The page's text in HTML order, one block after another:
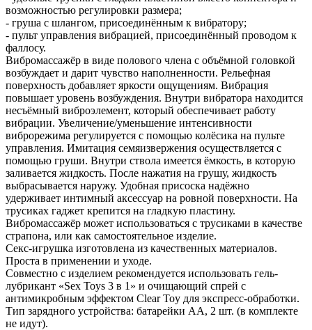
возможностью регулировки размера;
- груша с шлангом, присоединённым к вибратору;
- пульт управления вибрацией, присоединённый проводом к
фаллосу.
Вибромассажёр в виде полового члена с объёмной головкой
возбуждает и дарит чувство наполненности. Рельефная
поверхность добавляет яркости ощущениям. Вибрация
повышает уровень возбуждения. Внутри вибратора находится
несъёмный виброэлемент, который обеспечивает работу
вибрации. Увеличение/уменьшение интенсивности
виброрежима регулируется с помощью колёсика на пульте
управления. Имитация семяизвержения осуществляется с
помощью груши. Внутри ствола имеется ёмкость, в которую
заливается жидкость. После нажатия на грушу, жидкость
выбрасывается наружу. Удобная присоска надёжно
удерживает интимный аксессуар на ровной поверхности. На
трусиках гаджет крепится на гладкую пластину.
Вибромассажёр может использоваться с трусиками в качестве
страпона, или как самостоятельное изделие.
Секс-игрушка изготовлена из качественных материалов.
Проста в применении и уходе.
Совместно с изделием рекомендуется использовать гель-
лубрикант «Sex Toys 3 в 1» и очищающий спрей с
антимикробным эффектом Clear Toy для экспресс-обработки.
Тип зарядного устройства: батарейки АА, 2 шт. (в комплекте
не идут).